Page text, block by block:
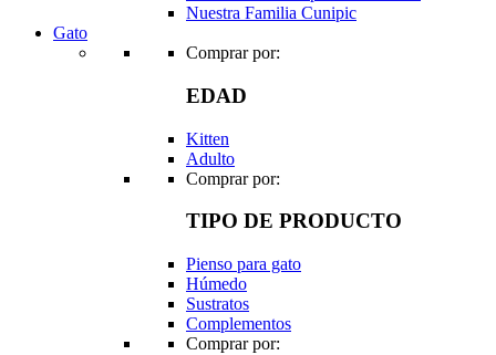
Nuestra Familia Cunipic
Gato
Comprar por:
EDAD
Kitten
Adulto
Comprar por:
TIPO DE PRODUCTO
Pienso para gato
Húmedo
Sustratos
Complementos
Comprar por: